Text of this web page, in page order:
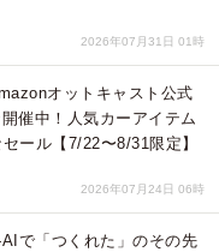
2026年07月31日 01時
オットキャスト公式
催中！人気カーアイテム
ール【7/22〜8/31限定】
2026年07月24日 06時
で「つくれた」のその先